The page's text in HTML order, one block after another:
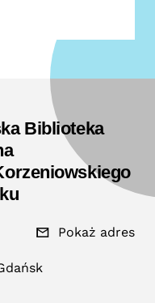
Biblioteka
Pokaż adres